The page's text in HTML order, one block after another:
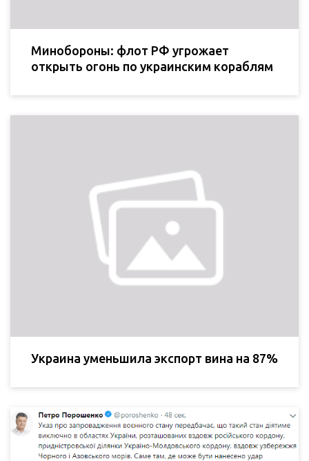
Минобороны: флот РФ угрожает
открыть огонь по украинским кораблям
Украина уменьшила экспорт вина на 87%